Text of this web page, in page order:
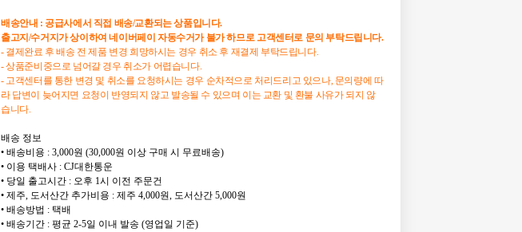
배송안내 : 공급사에서 직접 배송/교환되는상품입니다.
출고지 /수거지가상이하여 네이버페이 자동수거가 불가하므로고객센터로 문의 부탁드립니다.
- 결제완료 후 배송 전 제품 변경 희망하시는 경우 취소 후 재결제 부탁드립니다.
-상품준비중으로 넘어갈 경우 취소가 어렵습니다.
- 고객센터를 통한 변경 및 취소를 요청하시는 경우 순차적으로 처리드리고 있으나, 문의량에 따
라 답변이 늦어지면 요청이 반영되지 않고 발송될 수 있으며 이는 교환 및 환불 사유가 되지 않
습니다.
배송 정보
• 배송비용 : 3,000원 (30,000원 이상 구매 시 무료배송)
• 이용 택배사 : CJ대한통운
• 당일 출고시간 : 오후 1시 이전 주문건
• 제주, 도서산간 추가비용 : 제주 4,000원, 도서산간 5,000원
• 배송방법 : 택배
• 배송기간 : 평균 2-5일 이내 발송 (영업일 기준)